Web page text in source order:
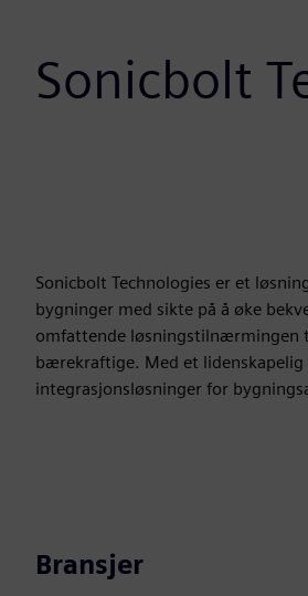
Sonicbolt
Sonicbolt Technologies er et
bygninger med sikte på å øke
omfattende løsningstilnærmingen
bærekraftige. Med et
integrasjonsløsninger for
Bransjer